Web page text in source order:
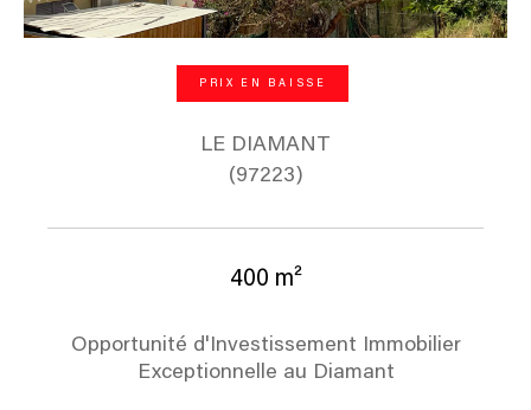
PRIX EN BAISSE
LE DIAMANT
(97223)
400 m²
Opportunité d'Investissement Immobilier
Exceptionnelle au Diamant